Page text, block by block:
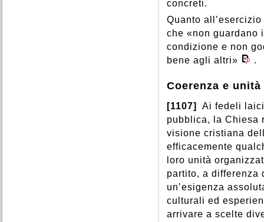
concreti.
Quanto
che «non guardano
condizione e non
bene agli altri»
.
Coerenza e
[1107]
Ai fedeli
pubblica, la Chiesa
visione cristiana
efficacemente
loro unità
partito, a differenza
un’esigenza
culturali ed
arrivare a scelte